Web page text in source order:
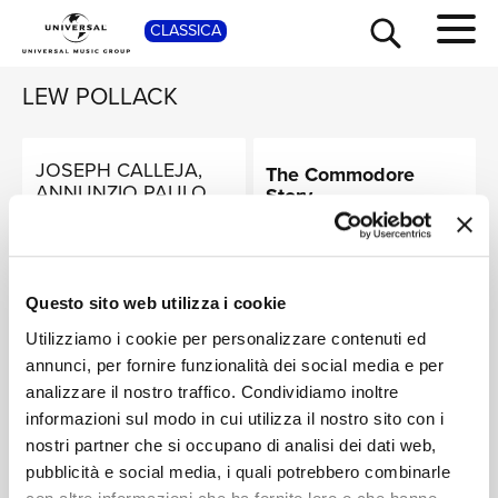
Questo sito web utilizza i cookie
Utilizziamo i cookie per personalizzare contenuti ed
annunci, per fornire funzionalità dei social media e per
analizzare il nostro traffico. Condividiamo inoltre
informazioni sul modo in cui utilizza il nostro sito con i
nostri partner che si occupano di analisi dei dati web,
pubblicità e social media, i quali potrebbero combinarle
CLASSICA
LEW POLLACK
JOSEPH CALLEJA,
ANNUNZIO PAULO
ORCHESTRA
Digitale
The Commodore
Story
JOAN SUTHERLAND,
ENGLISH CHAMBER
ORCHESTRA,
RICHARD BONYNGE
Talking Pictures
SHOP
NEWS
RICERCA
CHI SIAMO
CONTATTI